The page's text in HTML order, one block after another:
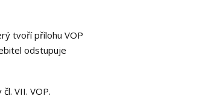
tvoří přílohu VOP
odstupuje
VII. VOP.